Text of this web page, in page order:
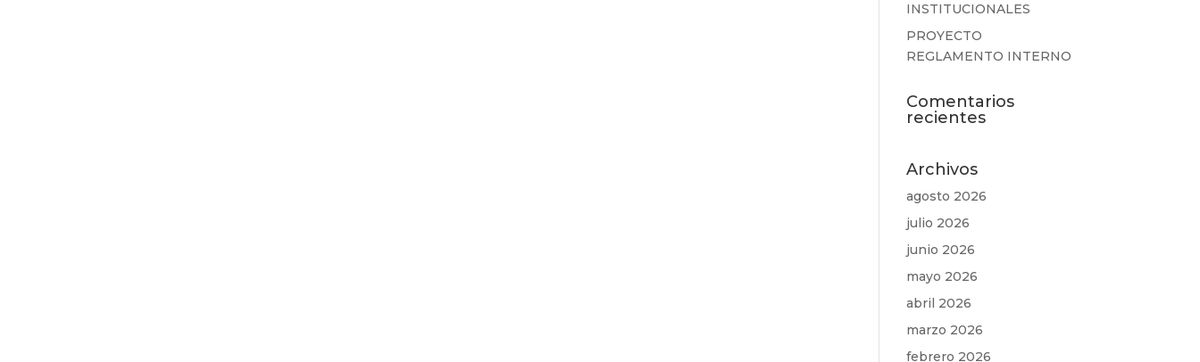
INSTITUCIONALES
PROYECTO
REGLAMENTO INTERNO
Comentarios
recientes
Archivos
agosto 2026
julio 2026
junio 2026
mayo 2026
abril 2026
marzo 2026
febrero 2026